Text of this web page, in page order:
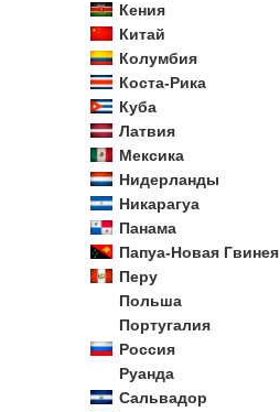
Кения
Китай
Колумбия
Коста-Рика
Куба
Латвия
Мексика
Нидерланды
Никарагуа
Панама
Папуа-Новая Гвинея
Перу
Польша
Португалия
Россия
Руанда
Сальвадор